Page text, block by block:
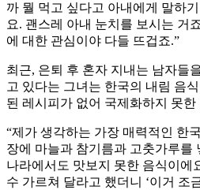
까 뭘 먹고 싶다고 아내에게 말하
요. 괜스레 아내 눈치를 보시는 거
에 대한 관심이야 다들 뜨겁죠.”
최근, 은퇴 후 혼자 지내는 남자들
고 있다는 그녀는 한국의 내림 음
된 레시피가 없어 국제화하지 못
“제가 생각하는 가장 매력적인 한
장에 마늘과 참기름과 고춧가루를
나라에서도 맛보지 못한 음식이에
수 가르쳐 달라고 했더니 ‘이거 조